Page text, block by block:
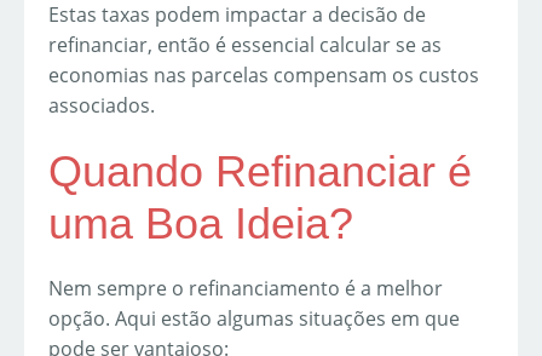
Estas taxas podem impactar a decisão de
refinanciar, então é essencial calcular se as
economias nas parcelas compensam os custos
associados.
Quando Refinanciar é
uma Boa Ideia?
Nem sempre o refinanciamento é a melhor
opção. Aqui estão algumas situações em que
pode ser vantajoso: